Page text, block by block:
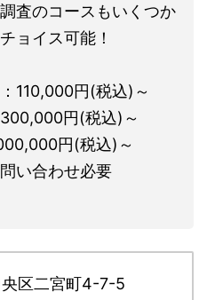
査のコースもいくつか
ョイス可能！
110,000円(税込)～
円(税込)～
円(税込)～
い合わせ必要
央区二宮町4-7-5